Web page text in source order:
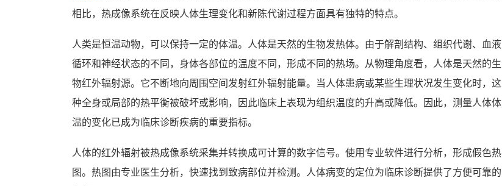
相比，热成像系统在反映人体生理变化和新陈代谢过程方面具有独特的特点。
人类是恒温动物，可以保持一定的体温。人体是天然的生物发热体。由于解剖结构、组织代谢、血液
循环和神经状态的不同，身体各部位的温度不同，形成不同的热场。从物理角度看，人体是天然的生
物红外辐射源。它不断地向周围空间发射红外辐射能量。当人体患病或某些生理状况发生变化时，这
种全身或局部的热平衡被破坏或影响，因此临床上表现为组织温度的升高或降低。因此，测量人体体
温的变化已成为临床诊断疾病的重要指标。
人体的红外辐射被热成像系统采集并转换成可计算的数字信号。使用专业软件进行分析，形成假色热
图。热图由专业医生分析，快速找到致病部位并检测。人体病变的定位为临床诊断提供了方便可靠的